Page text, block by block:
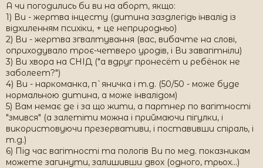
А чи погодились би ви на аборт, якщо:
1) Ви - жертва інцесту (дитина заздлегідь інвалід із
відхиленням психіки, + це неприродньо)
2) Ви - жертва згвалтування (вас, вибачте на слові,
оприходувало троє-четверо уродів, і Ви завагітніли)
3) Ви хвора на СНІД ("а вдруг пронесёт и ребёнок не
заболеет?")
4) Ви - наркоманка, п`яничка і т.д. (50/50 - може буде
нормальною дитина, а може інвалідом)
5) Вам немає де і за що жити, а партнер по вагітності
"змився" (а залетіти можна і приймаючи пігулки, і
використовуючи презервативи, і поставивши спіраль, і
т.д.)
6) Під час вагітності та пологів Ви по мед. показникам
можете загинути, залишивши двох (одного, трьох...)